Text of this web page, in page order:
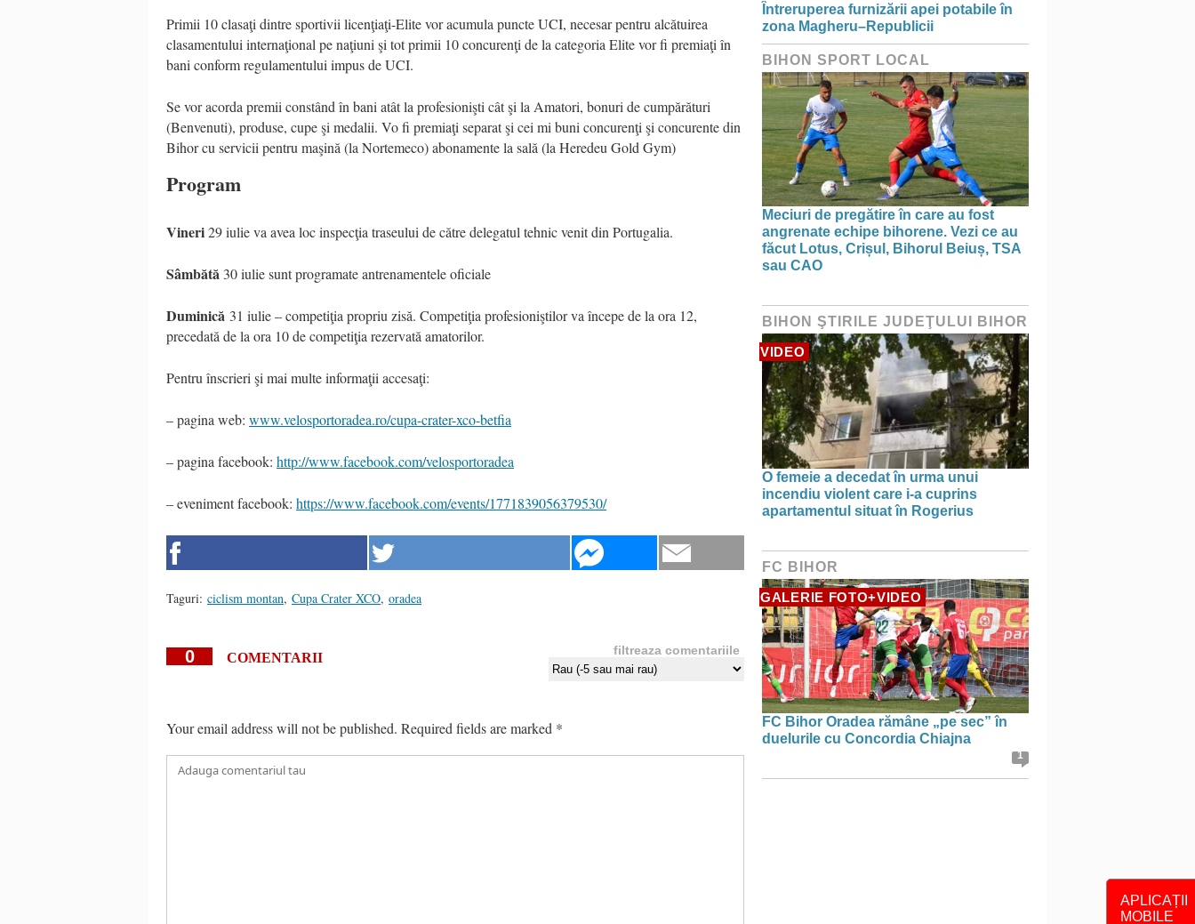
APLICAȚII
MOBILE
Primii 10 clasaţi dintre sportivii licenţiaţi-Elite vor acumula puncte UCI, necesar pentru alcătuirea
clasamentului internaţional pe naţiuni şi tot primii 10 concurenţi de la categoria Elite vor fi premiaţi în
bani conform regulamentului impus de UCI.
Se vor acorda premii constând în bani atât la profesionişti cât şi la Amatori, bonuri de cumpărături
(Benvenuti), produse, cupe şi medalii. Vo fi premiaţi separat şi cei mi buni concurenţi şi concurente din
Bihor cu servicii pentru maşină (la Nortemeco) abonamente la sală (la Heredeu Gold Gym)
Program
Vineri29 iulie va avea loc inspecţia traseului de către delegatul tehnic venit din Portugalia.
Sâmbătă 30 iulie sunt programate antrenamentele oficiale
Duminică 31 iulie – competiţia propriu zisă. Competiţia profesioniştilor va începe de la ora 12,
precedată de la ora 10 de competiţia rezervată amatorilor.
Pentru înscrieri şi mai multe informaţii accesaţi:
– pagina web: www.velosportoradea.ro/cupa-crater-xco-betfia
– pagina facebook: http://www.facebook.com/velosportoradea
– eveniment facebook: https://www.facebook.com/events/1771839056379530/
Taguri: ciclism montan, Cupa Crater XCO, oradea
0 COMENTARII filtreaza comentariile
Your email address will not be published. Required fields are marked *
Întreruperea furnizării apei potabile în
zona Magheru–Republicii
BIHON SPORT LOCAL
Meciuri de pregătire în care au fost
angrenate echipe bihorene. Vezi ce au
făcut Lotus, Crișul, Bihorul Beiuș, TSA
sau CAO
BIHON ŞTIRILE JUDEŢULUI BIHOR
VIDEO
O femeie a decedat în urma unui
incendiu violent care i-a cuprins
apartamentul situat în Rogerius
FC BIHOR
GALERIE FOTO+VIDEO
FC Bihor Oradea rămâne „pe sec” în
duelurile cu Concordia Chiajna
1